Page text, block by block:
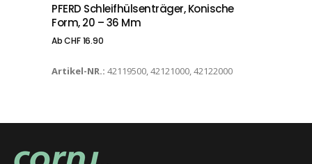
PFERD Schleifhülsenträger, Konische
Form, 20 – 36 Mm
AbCHF16.90
Artikel-NR.: 42119500, 42121000, 42122000